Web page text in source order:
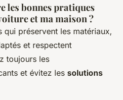
les bonnes pratiques
et ma maison ?
qui préservent les matériaux,
et respectent
toujours les
et évitez les solutions